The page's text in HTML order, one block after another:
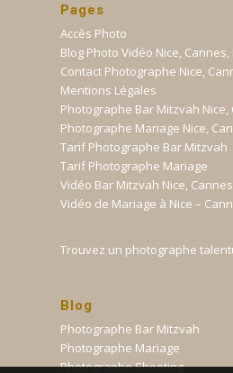
Pages
Accès Photo
Blog Photo Vidéo Nice,
Contact Photographe Nice,
Mentions Légales
Photographe Bar Mitzvah Nice,
Photographe Mariage Nice,
Tarif Photographe Bar Mitzvah
Tarif Photographe Mariage
Vidéo Bar Mitzvah Nice,
Vidéo de Mariage à Nice –
Trouvez un photographe
Blog
Photographe Bar Mitzvah
Photographe Mariage
Photographe Shooting